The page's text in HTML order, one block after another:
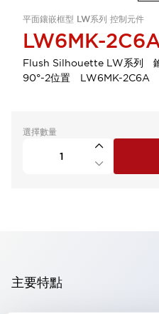
平面鑲嵌框型 LW系列 控制元件
LW6MK-
Flush Silhouette LW系列
90°-2位置 LW6MK-2C6A
選擇數量
主要特點